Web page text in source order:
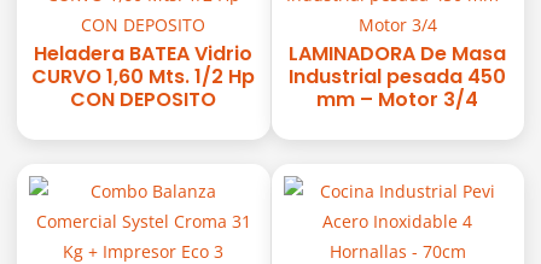
Heladera BATEA Vidrio
CURVO 1,60 Mts. 1/2 Hp
CON DEPOSITO
LAMINADORA De Masa
Industrial pesada 450
mm – Motor 3/4